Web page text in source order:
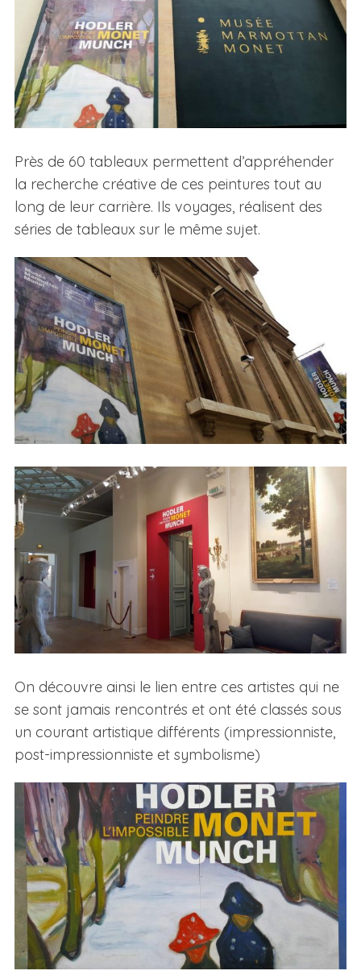
Près de 60 tableaux permettent d’appréhender
la recherche créative de ces peintures tout au
long de leur carrière. Ils voyages, réalisent des
séries de tableaux sur le même sujet.
On découvre ainsi le lien entre ces artistes qui ne
se sont jamais rencontrés et ont été classés sous
un courant artistique différents (impressionniste,
post-impressionniste et symbolisme)